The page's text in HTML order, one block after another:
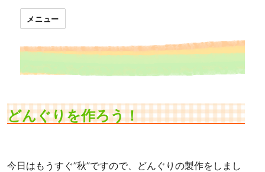
メニュー
どんぐりを作ろう！
今日はもうすぐ”秋”ですので、どんぐりの製作をしまし